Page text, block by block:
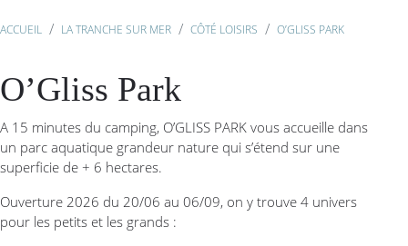
ACCUEIL LA TRANCHE SUR MER CÔTÉ LOISIRS O’GLISS PARK
O’Gliss Park
A 15 minutes du camping, O’GLISS PARK vous accueille dans
un parc aquatique grandeur nature qui s’étend sur une
superficie de + 6 hectares.
Ouverture 2026 du 20/06 au 06/09, on y trouve 4 univers
pour les petits et les grands :